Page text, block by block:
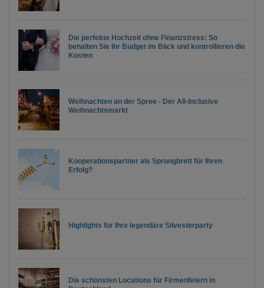
Die perfekte Hochzeit ohne Finanzstress: So
behalten Sie Ihr Budget im Blick und kontrollieren die
Kosten
Weihnachten an der Spree - Der All-Inclusive
Weihnachtsmarkt
Kooperationspartner als Sprungbrett für Ihren
Erfolg?
Highlights für Ihre legendäre Silvesterparty
Die schönsten Locations für Firmenfeiern in